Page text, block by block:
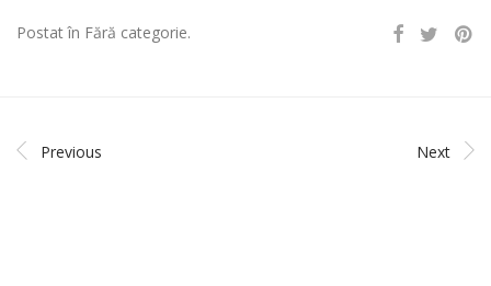
Postat în Fără categorie.
Previous Next